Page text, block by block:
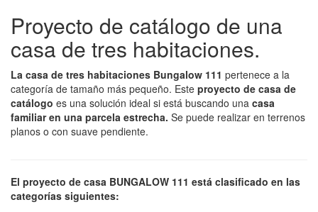
Proyecto de catálogo de una
casa de tres habitaciones.
La casa de tres habitaciones Bungalow 111 pertenece a la
categoría de tamaño más pequeño. Este proyecto de casa de
catálogo es una solución ideal si está buscando una casa
familiar en una parcela estrecha. Se puede realizar en terrenos
planos o con suave pendiente.
El proyecto de casa BUNGALOW 111 está clasificado en las
categorías siguientes: